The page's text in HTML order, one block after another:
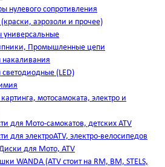
нулевого сопротивления
аэрозоли и прочее)
универсальные
Промышленные цепи
(LED)
мотосамоката, электро и
для Мото-самокатов, детских ATV
для электроATV, электро-велосипедов
для Мото, ATV
WANDA (АТV стоит на RM, BM, STELS,